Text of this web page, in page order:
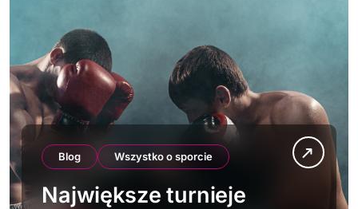
Blog Wszystko o sporcie
Największe turnieje